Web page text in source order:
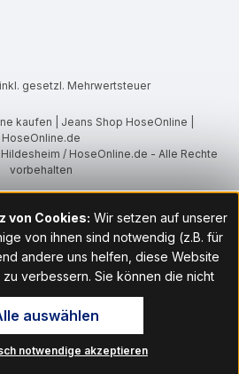
gesetzl. Mehrwertsteuer
kaufen | Jeans Shop HoseOnline |
HoseOnline.de
/ HoseOnline.de - Alle Rechte
vorbehalten
von Cookies: Wir setzen auf unserer
von ihnen sind notwendig (z.B. für
andere uns helfen, diese Website
verbessern. Sie können die nicht
Klick auf „OK“ akzeptieren oder per
akzeptieren" ablehnen. Den
finden Sie im Fußbereich
„Informationen“. Dort können Sie
notwendige akzeptieren
auswählen